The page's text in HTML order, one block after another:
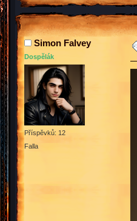
Simon Falvey
Dospělák
Příspěvků: 12
Falla